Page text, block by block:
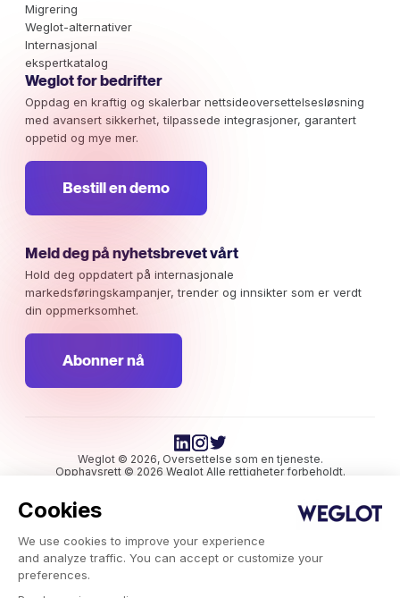
Cookies
We use cookies to improve your experience
and analyze traffic. You can accept or customize your
preferences.
Migrering
Weglot-alternativer
Internasjonal
ekspertkatalog
Weglot for bedrifter
Oppdag en kraftig og skalerbar nettsideoversettelsesløsning
med avansert sikkerhet, tilpassede integrasjoner, garantert
oppetid og mye mer.
Bestill en demo
Meld deg på nyhetsbrevet vårt
Hold deg oppdatert på internasjonale
markedsføringskampanjer, trender og innsikter som er verdt
din oppmerksomhet.
Abonner nå
Weglot © 2026, Oversettelse som en tjeneste.
Opphavsrett © 2026 Weglot Alle rettigheter forbeholdt.